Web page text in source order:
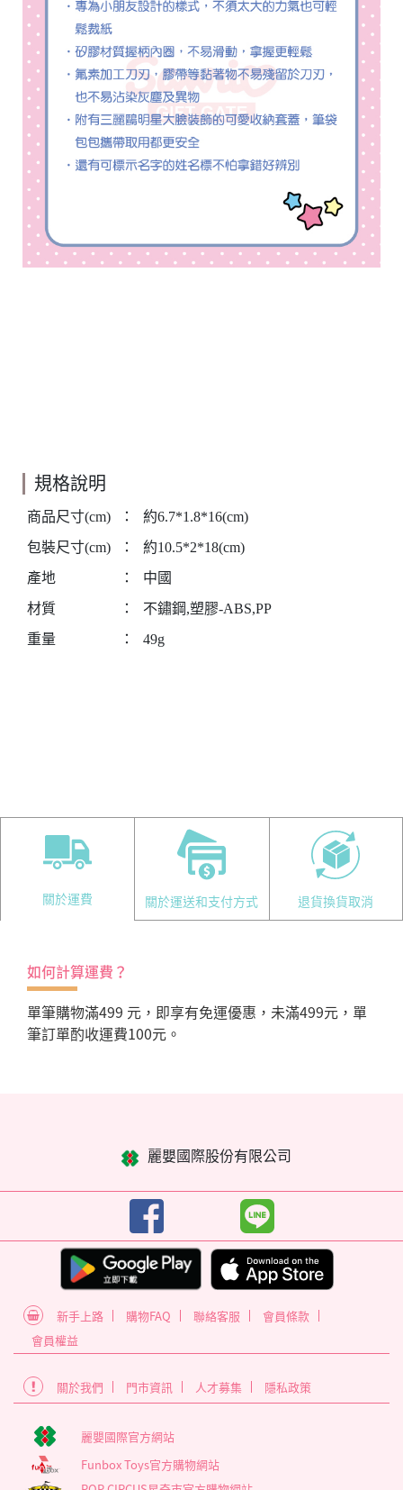
規格說明
商品尺寸(cm) ：
約6.7*1.8*16(cm)
包裝尺寸(cm)
：
約10.5*2*18(cm)
產地
：
中國
材質
：
不鏽鋼,塑膠-ABS,PP
重量
： 49g
關於運費 關於運送和支付方式 退貨換貨取消
如何計算運費？
單筆購物滿499 元，即享有免運優惠，未滿499元，單
筆訂單酌收運費100元。
麗嬰國際股份有限公司
新手上路 購物FAQ 聯絡客服
會員條款
會員權益
關於我們 門市資訊 人才募集 隱私政策
麗嬰國際官方網站
Funbox Toys官方購物網站